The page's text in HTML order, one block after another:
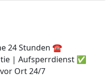
24 Stunden ☎️
| Aufsperrdienst ✅
Ort 24/7